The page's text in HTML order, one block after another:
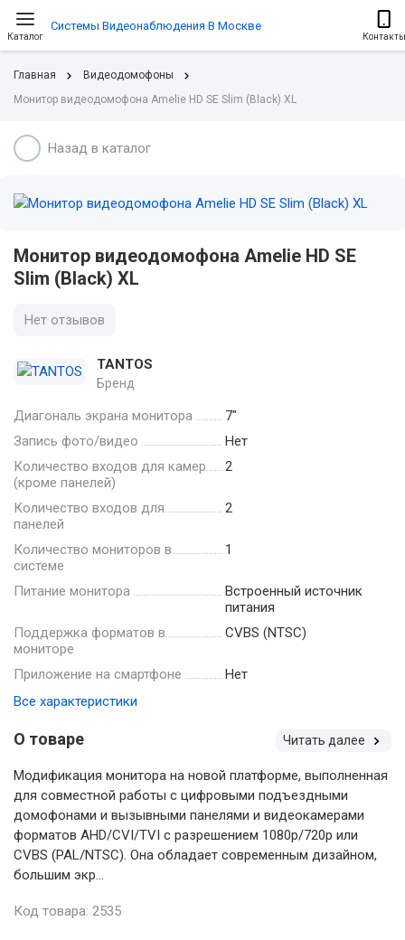
Каталог
Системы Видеонаблюдения В Москве
Контакты
Главная
Видеодомофоны
Монитор видеодомофона Amelie HD SE Slim (Black) XL
Назад в каталог
Монитор видеодомофона Amelie HD SE
Slim (Black) XL
Нет отзывов
TANTOS
Бренд
Диагональ экрана монитора
7"
Запись фото/видео
Нет
Количество входов для камер
(кроме панелей)
2
Количество входов для
панелей
2
Количество мониторов в
системе
1
Питание монитора
Встроенный источник
питания
Поддержка форматов в
мониторе
CVBS (NTSC)
Приложение на смартфоне
Нет
Все характеристики
О товаре Читать далее
Модификация монитора на новой платформе, выполненная
для совместной работы с цифровыми подъездными
домофонами и вызывными панелями и видеокамерами
форматов AHD/CVI/TVI с разрешением 1080p/720p или
CVBS (PAL/NTSC). Она обладает современным дизайном,
большим экр...
Код товара: 2535